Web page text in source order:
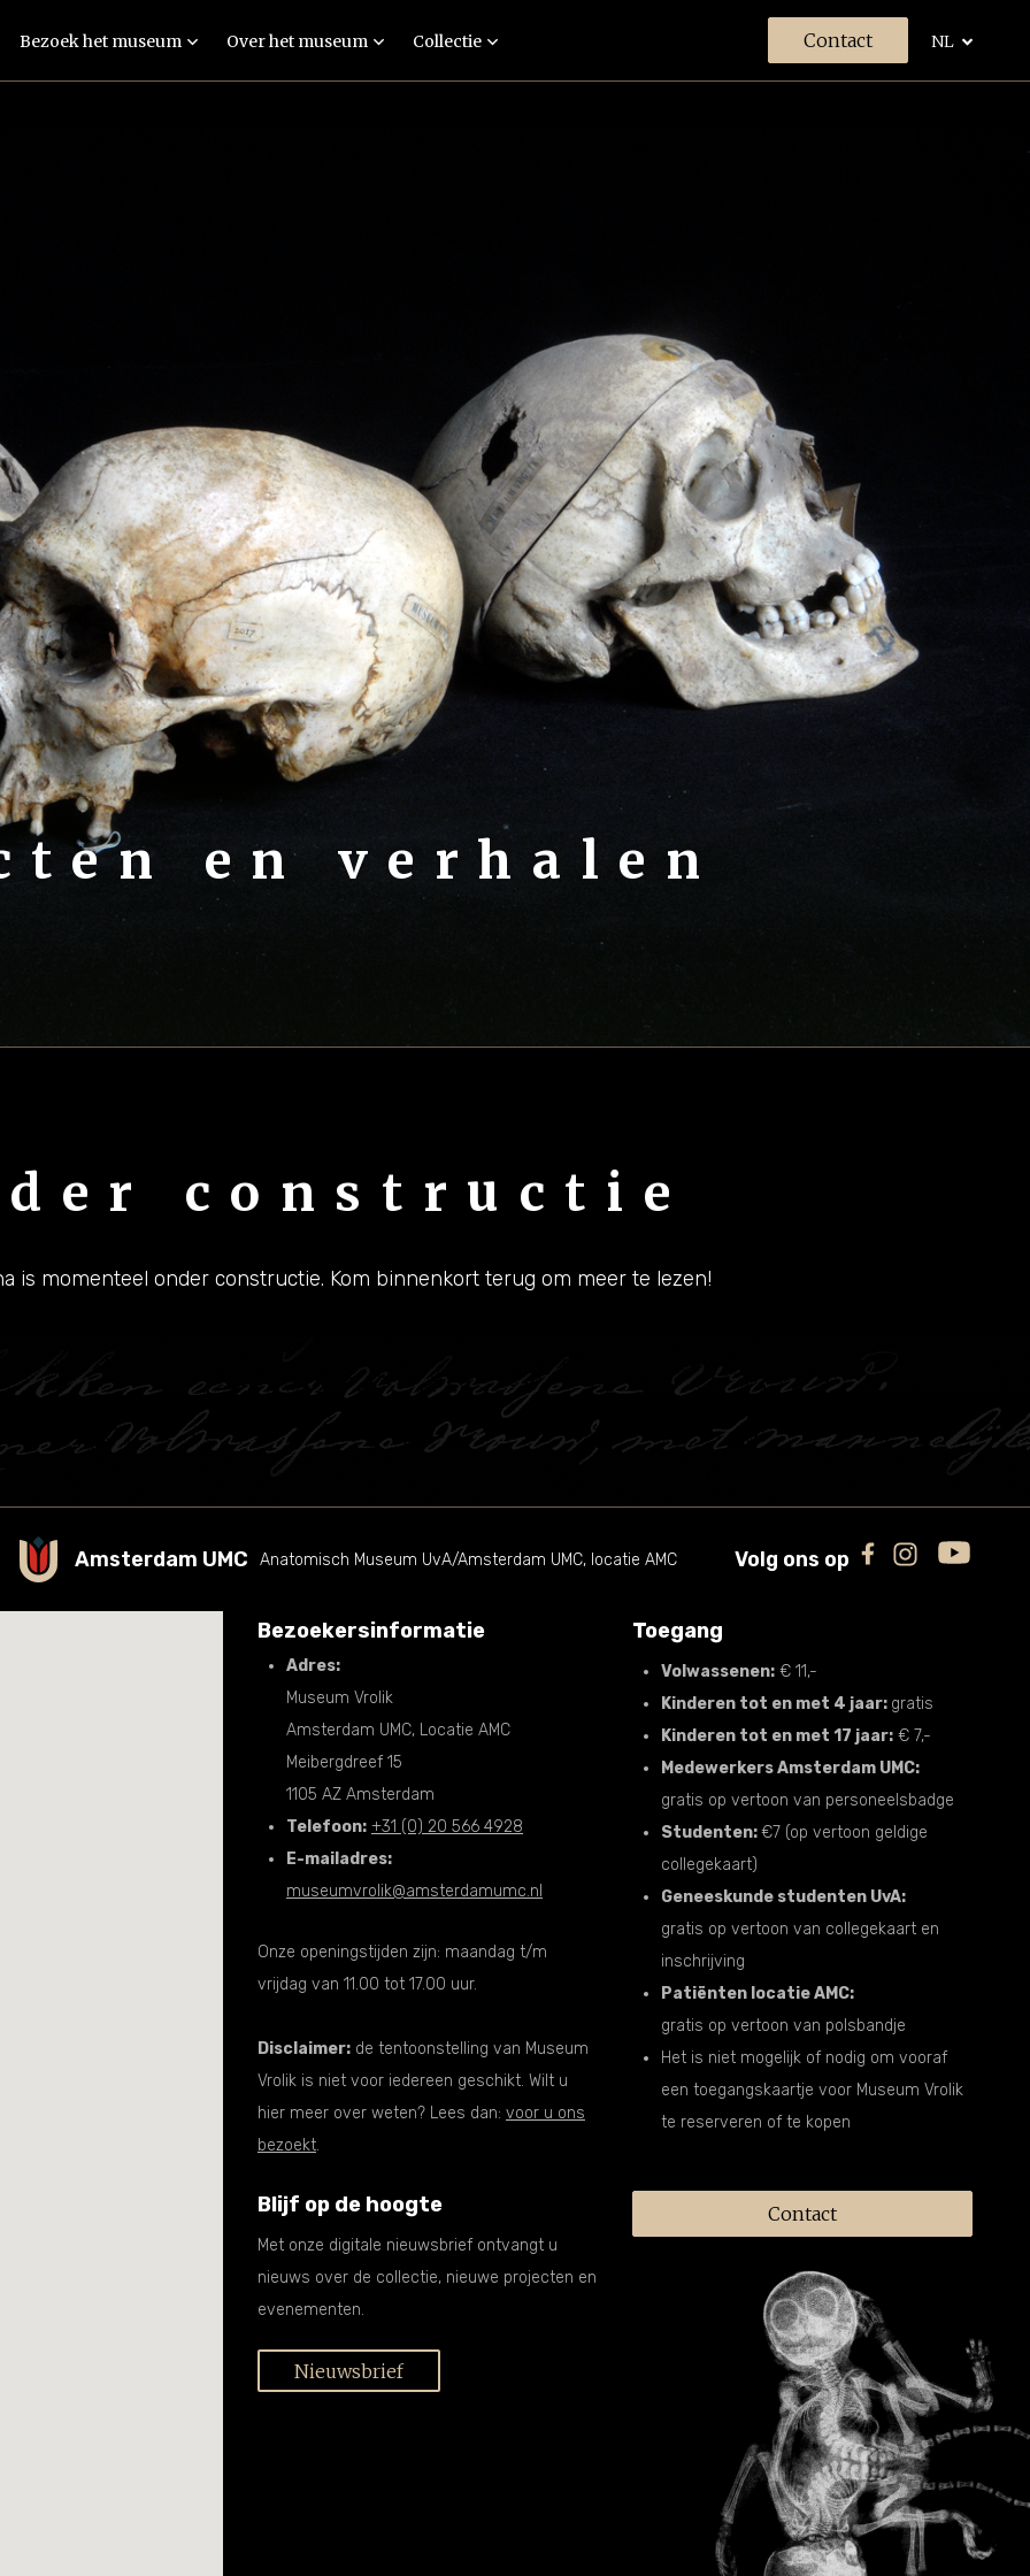
Bezoek het museum Over het museum
Vacatures
Collectie Contact NL
en verhalen
constructie
is momenteel onder constructie. Kom binnenkort terug om meer te lezen!
Amsterdam UMC Anatomisch Museum UvA/Amsterdam UMC, locatie AMC Volg ons op
Bezoekersinformatie
Adres:
Museum Vrolik
Amsterdam UMC, Locatie AMC
Meibergdreef 15
1105 AZ Amsterdam
Telefoon: +31 (0) 20 566 4928
E-mailadres:
museumvrolik@amsterdamumc.nl
Onze openingstijden zijn: maandag t/m
vrijdag van 11.00 tot 17.00 uur.
Disclaimer: de tentoonstelling van Museum
Vrolik is niet voor iedereen geschikt. Wilt u
hier meer over weten? Lees dan: voor u ons
bezoekt.
Blijf op de hoogte
Met onze digitale nieuwsbrief ontvangt u
nieuws over de collectie, nieuwe projecten en
evenementen.
Nieuwsbrief
Toegang
Volwassenen: € 11,-
Kinderen tot en met 4 jaar: gratis
Kinderen tot en met 17 jaar: € 7,-
Medewerkers Amsterdam UMC:
gratis op vertoon van personeelsbadge
Studenten:€7 (op vertoon geldige
collegekaart)
Geneeskunde studenten UvA:
gratis op vertoon van collegekaart en
inschrijving
Patiënten locatie AMC:
gratis op vertoon van polsbandje
Het is niet mogelijk of nodig om vooraf
een toegangskaartje voor Museum Vrolik
te reserveren of te kopen
Contact